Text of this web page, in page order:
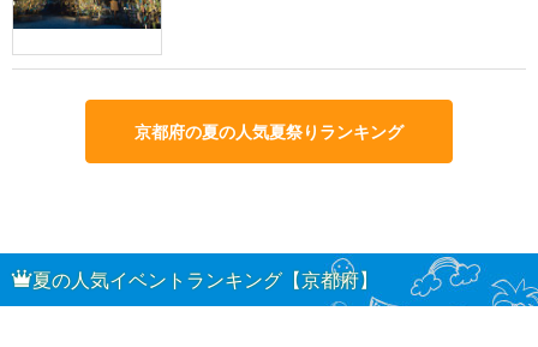
京都府の夏の人気夏祭りランキング
夏の人気イベントランキング【京都府】